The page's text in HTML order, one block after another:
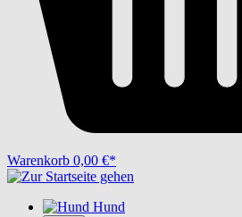
Warenkorb 0,00 €*
Hund